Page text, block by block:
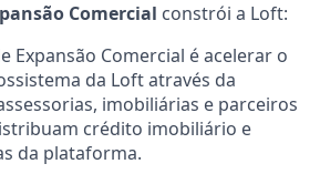
Comercial constrói a Loft:
Expansão Comercial é acelerar o
da Loft através da
imobiliárias e parceiros
crédito imobiliário e
da plataforma.